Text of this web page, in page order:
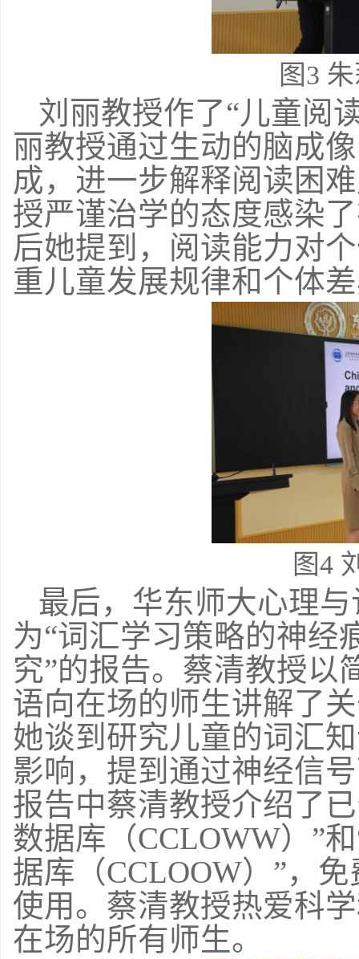
图3
刘丽教授作了“儿童阅
丽教授通过生动的脑成
成，进一步解释阅读困
授严谨治学的态度感染
后她提到，阅读能力对
重儿童发展规律和个体
图4
最后，华东师大心理
为“词汇学习策略的神经
究”的报告。蔡清教授以
语向在场的师生讲解了
她谈到研究儿童的词汇
影响，提到通过神经信
报告中蔡清教授介绍了
数据库（CCLOWW） ”和
据库（CCLOOW） ”， 免
使用。蔡清教授热爱科
在场的所有师生。